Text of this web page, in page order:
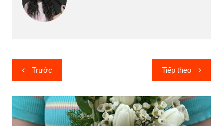
Điều
hướng
bài
viết
Trước Tiếp theo